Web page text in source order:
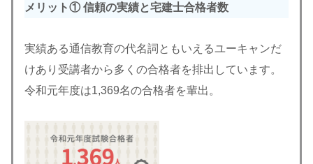
メリット① 信頼の実績と宅建士合格者数
実績ある通信教育の代名詞ともいえるユーキャンだ
けあり受講者から多くの合格者を排出しています。
令和元年度は1,369名の合格者を輩出。